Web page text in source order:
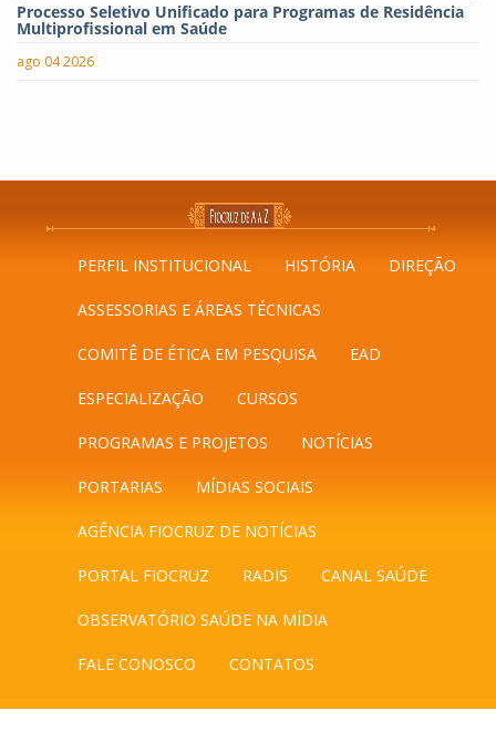
Processo Seletivo Unificado para Programas de Residência
Multiprofissional em Saúde
ago 04 2026
PERFIL INSTITUCIONAL HISTÓRIA DIREÇÃO
ASSESSORIAS E ÁREAS TÉCNICAS
COMITÊ DE ÉTICA EM PESQUISA EAD
ESPECIALIZAÇÃO CURSOS
PROGRAMAS E PROJETOS NOTÍCIAS
PORTARIAS MÍDIAS SOCIAIS
AGÊNCIA FIOCRUZ DE NOTÍCIAS
PORTAL FIOCRUZ RADIS CANAL SAÚDE
OBSERVATÓRIO SAÚDE NA MÍDIA
FALE CONOSCO CONTATOS